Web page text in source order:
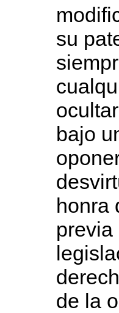
su
bajo
honra
de la